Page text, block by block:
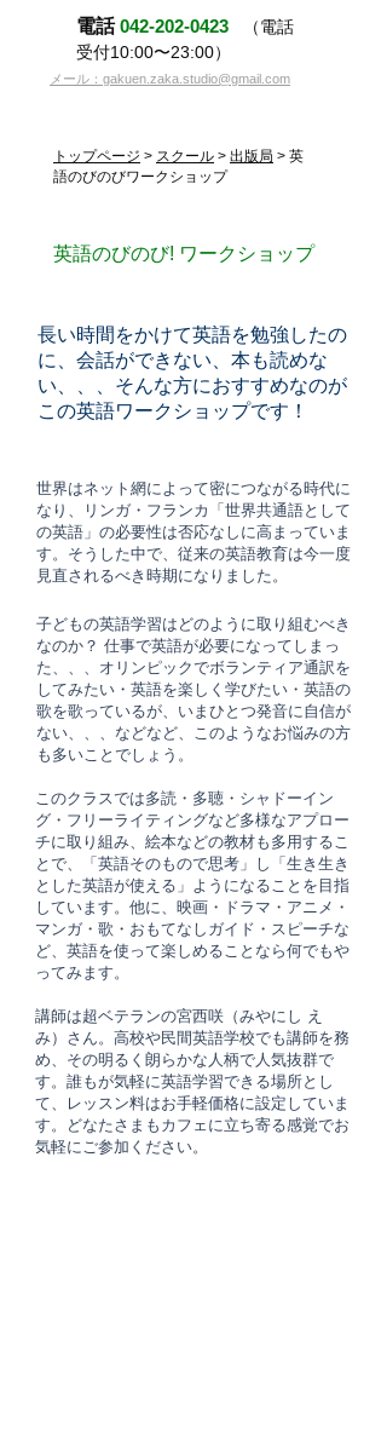
電話042-202-0423
（電話
受付10:00〜23:00）
メール：gakuen.zaka.studio@gmail.com
トップページ > スクール > 出版局 > 英
語のびのびワークショップ
英語のびのび! ワークショップ
長い時間をかけて英語を勉強したの
に、会話ができない、本も読めな
い、、、そんな方におすすめなのが
この英語ワークショップです！
世界はネット網によって密につながる時代に
なり、リンガ・フランカ「世界共通語として
の英語」の必要性は否応なしに高まっていま
す。そうした中で、従来の英語教育は今一度
見直されるべき時期になりました。
子どもの英語学習はどのように取り組むべき
なのか？ 仕事で英語が必要になってしまっ
た、、、オリンピックでボランティア通訳を
してみたい・英語を楽しく学びたい・英語の
歌を歌っているが、いまひとつ発音に自信が
ない、、、などなど、このようなお悩みの方
も多いことでしょう。
このクラスでは多読・多聴・シャドーイン
グ・フリーライティングなど多様なアプロー
チに取り組み、絵本などの教材も多用するこ
とで、「英語そのもので思考」し「生き生き
とした英語が使える」ようになることを目指
しています。他に、映画・ドラマ・アニメ・
マンガ・歌・おもてなしガイド・スピーチな
ど、英語を使って楽しめることなら何でもや
ってみます。
講師は超ベテランの宮西咲（みやにし え
み）さん。高校や民間英語学校でも講師を務
め、その明るく朗らかな人柄で人気抜群で
す。誰もが気軽に英語学習できる場所とし
て、レッスン料はお手軽価格に設定していま
す。どなたさまもカフェに立ち寄る感覚でお
気軽にご参加ください。